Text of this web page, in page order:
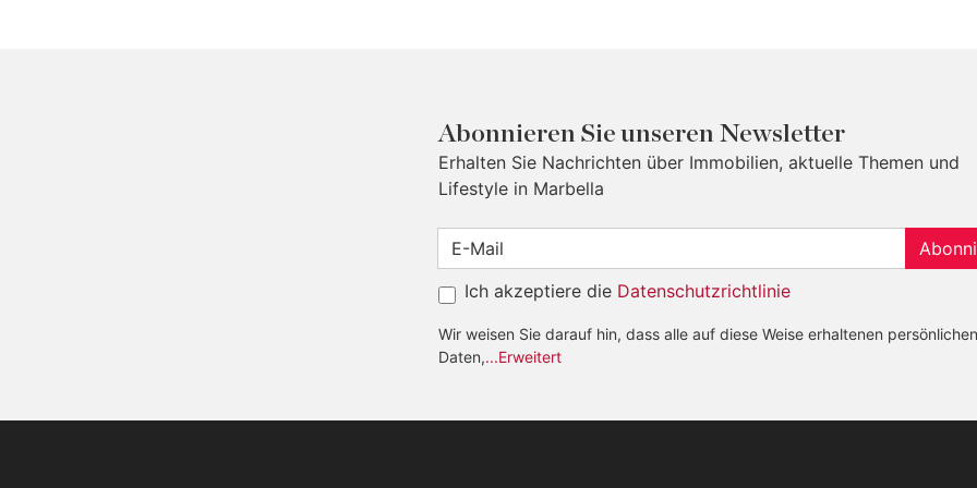
Abonnieren Sie unseren Newsletter
Erhalten Sie Nachrichten über Immobilien, aktuelle Themen und
Lifestyle in Marbella
Ich akzeptiere die Datenschutzrichtlinie
Wir weisen Sie darauf hin, dass alle auf diese Weise erhaltenen persönlichen
Daten,...Erweitert